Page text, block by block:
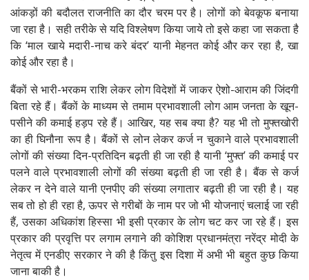
आंकड़ों की बदौलत राजनीति का दौर चरम पर है। लोगों को बेवकूफ बनाया
जा रहा है। सही तरीके से यदि विश्लेषण किया जाये तो इसे कहा जा सकता है
कि ‘माल खाये मदारी-नाच करे बंदर’ यानी मेहनत कोई और कर रहा है, खा
कोई और रहा है।
बैंकों से भारी-भरकम राशि लेकर लोग विदेशों में जाकर ऐशो-आराम की जिंदगी
बिता रहे हैं। बैंकों के माध्यम से तमाम प्रभावशाली लोग आम जनता के खून-
पसीने की कमाई हड़प रहे हैं। आखिर, यह सब क्या है? यह भी तो मुफ्तखोरी
का ही घिनौना रूप है। बैंकों से लोन लेकर कर्ज न चुकाने वाले प्रभावशाली
लोगों की संख्या दिन-प्रतिदिन बढ़ती ही जा रही है यानी ‘मुफ्त’ की कमाई पर
पलने वाले प्रभावशाली लोगों की संख्या बढ़ती ही जा रही है। बैंक से कर्ज
लेकर न देने वाले यानी एनपीए की संख्या लगातार बढ़ती ही जा रही है। यह
सब तो हो ही रहा है, ऊपर से गरीबों के नाम पर जो भी योजनाएं चलाई जा रही
हैं, उसका अधिकांश हिस्सा भी इसी प्रकार के लोग चट कर जा रहे हैं। इस
प्रकार की प्रवृत्ति पर लगाम लगाने की कोशिश प्रधानमंत्रा नरेंद्र मोदी के
नेतृत्व में एनडीए सरकार ने की है किंतु इस दिशा में अभी भी बहुत कुछ किया
जाना बाकी है।